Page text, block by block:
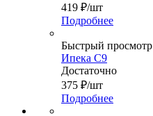
419 ₽/шт
Подробнее
Быстрый просмотр
Ипека С9
Достаточно
375 ₽/шт
Подробнее